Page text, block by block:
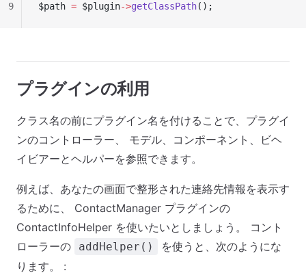
$path = $plugin->getClassPath();
9
プラグインの利用
クラス名の前にプラグイン名を付けることで、プラグイ
ンのコントローラー、 モデル、コンポーネント、ビヘ
イビアーとヘルパーを参照できます。
例えば、あなたの画面で整形された連絡先情報を表示す
るために、 ContactManager プラグインの
ContactInfoHelper を使いたいとしましょう。 コント
ローラーの
addHelper()
を使うと、次のようにな
ります。 :